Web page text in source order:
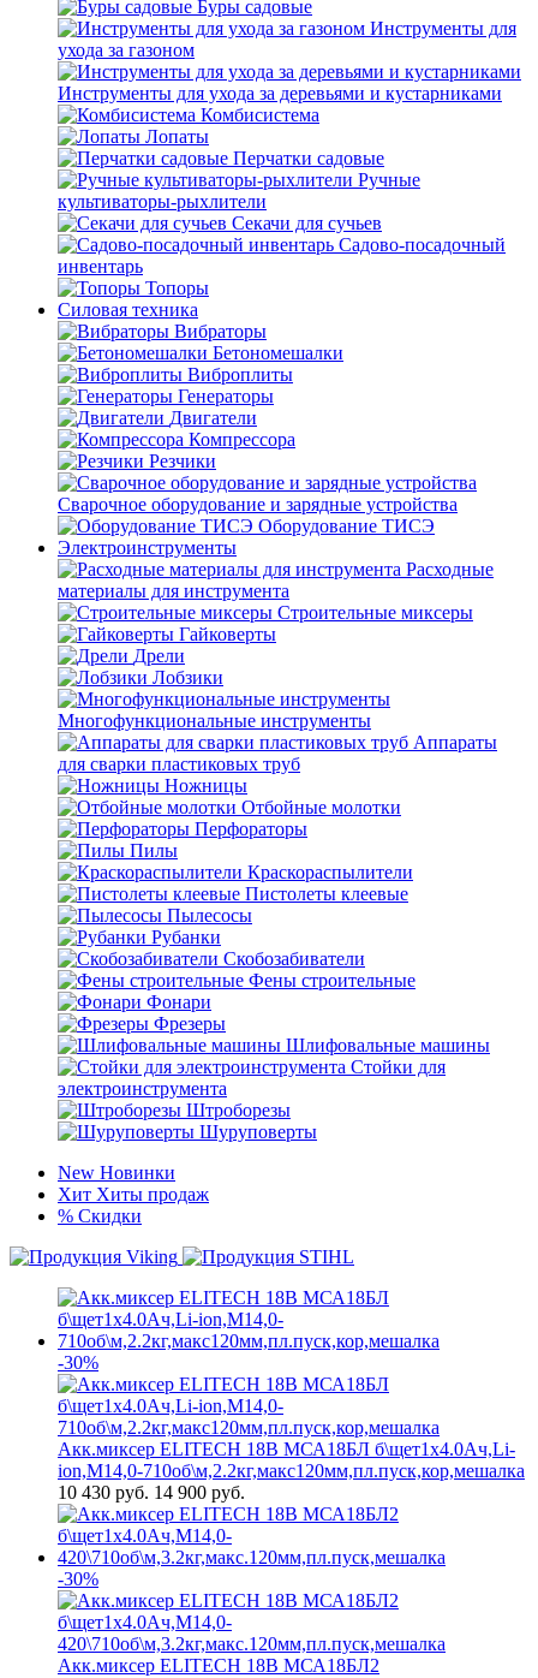
Буры садовые
Инструменты для
ухода за газоном
Инструменты для ухода за деревьями и кустарниками
Комбисистема
Лопаты
Перчатки садовые
Ручные
культиваторы-рыхлители
Секачи для сучьев
Садово-посадочный
инвентарь
Топоры
Силовая техника
Вибраторы
Бетономешалки
Виброплиты
Генераторы
Двигатели
Компрессора
Резчики
Сварочное оборудование и зарядные устройства
Оборудование ТИСЭ
Электроинструменты
Расходные
материалы для инструмента
Строительные миксеры
Гайковерты
Дрели
Лобзики
Многофункциональные инструменты
Аппараты
для сварки пластиковых труб
Ножницы
Отбойные молотки
Перфораторы
Пилы
Краскораспылители
Пистолеты клеевые
Пылесосы
Рубанки
Скобозабиватели
Фены строительные
Фонари
Фрезеры
Шлифовальные машины
Стойки для
электроинструмента
Штроборезы
Шуруповерты
New Новинки
Хит Хиты продаж
% Скидки
-30%
Акк.миксер ELITECH 18В МСА18БЛ б\щет1х4.0Ач,Li-
ion,М14,0-710об\м,2.2кг,макс120мм,пл.пуск,кор,мешалка
10 430 руб. 14 900 руб.
-30%
Акк.миксер ELITECH 18В МСА18БЛ2